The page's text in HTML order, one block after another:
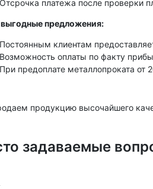
Отсрочка платежа после проверки
предложения:
Постоянным клиентам
Возможность оплаты по факту
При предоплате металлопроката от
продукцию высочайшего
задаваемые